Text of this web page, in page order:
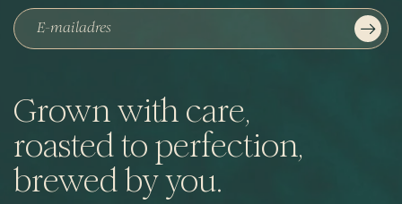
Grown with care,
roasted to perfection,
brewed by you.